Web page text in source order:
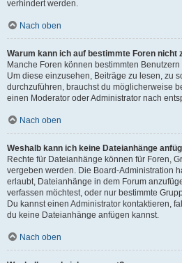
verhindert werden.
Nach oben
Warum kann ich auf bestimmte Foren nicht
Manche Foren können bestimmten
Um diese einzusehen, Beiträge zu lesen, zu
durchzuführen, brauchst du möglicherweise
einen Moderator oder Administrator nach
Nach oben
Weshalb kann ich keine Dateianhänge
Rechte für Dateianhänge können für Foren,
vergeben werden. Die Board-Administration
erlaubt, Dateianhänge in dem Forum
verfassen möchtest, oder nur bestimmte
Du kannst einen Administrator kontaktieren,
du keine Dateianhänge anfügen kannst.
Nach oben